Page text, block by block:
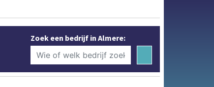
Zoek een bedrijf in Almere: